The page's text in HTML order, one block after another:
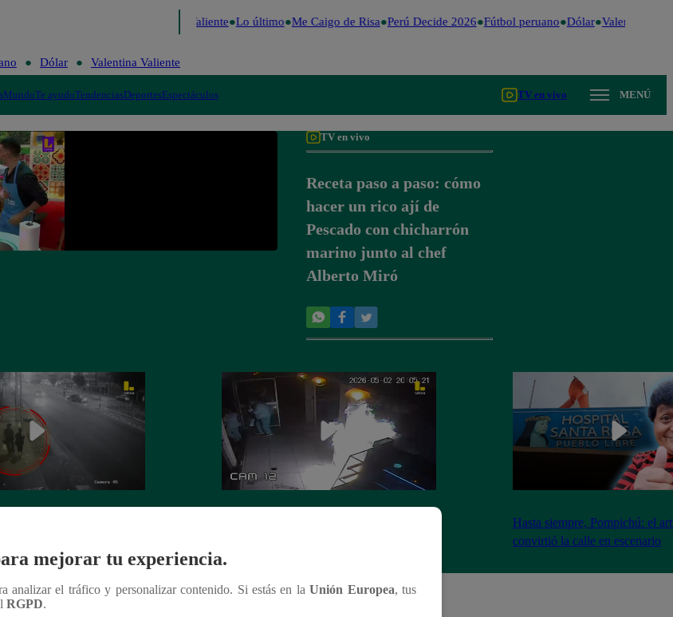
Valentina Valiente Lo último Me Caigo de Risa Perú Decide 2026 Fútbol peruano Dólar Valentina
Dólar Valentina Valiente
MundoTe ayudoTendenciasDeportesEspectáculos TV en vivo MENÚ
TV en vivo
Receta paso a paso: cómo
hacer un rico ají de
Pescado con chicharrón
marino junto al chef
Alberto Miró
Hasta siempre, Pompichú: el
convirtió la calle en escenario
mejorar tu experiencia.
analizar el tráfico y personalizar contenido. Si estás en laUnión Europea, tus
RGPD.